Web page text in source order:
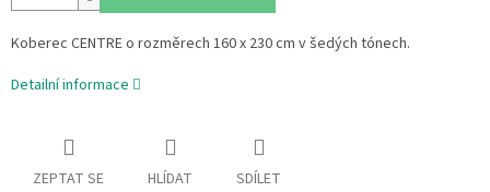
Koberec CENTRE o rozměrech 160 x 230 cm v šedých tónech.
Detailní informace
ZEPTAT SE HLÍDAT SDÍLET